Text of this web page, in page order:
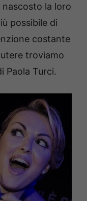
la loro
possibile di
costante
troviamo
Paola Turci.